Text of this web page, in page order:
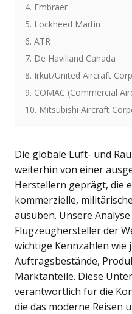
4. Embraer
5. Lockheed Martin
6. ATR
7. De Havilland Canada
8. Irkut/United Aircraft
9. COMAC (Commercial
10. Mitsubishi Aircraft
Die globale Luft- und
weiterhin von einer
Herstellern geprägt, die
kommerzielle,
ausüben. Unsere
Flugzeughersteller der
wichtige Kennzahlen
Auftragsbestände,
Marktanteile. Diese
verantwortlich für die
die das moderne Reisen